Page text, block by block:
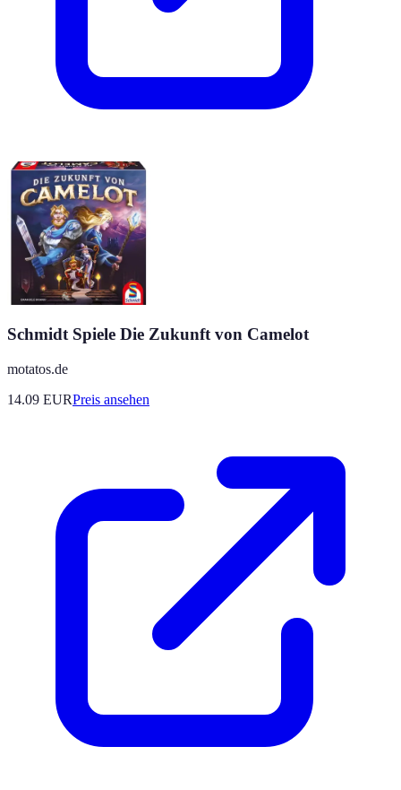
Schmidt Spiele Die Zukunft von Camelot
motatos.de
14.09 EURPreis ansehen